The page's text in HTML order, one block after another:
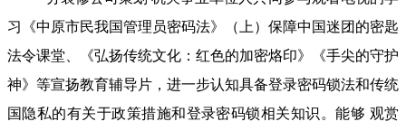
习《中原市民我国管理员密码法》（上）保障中国迷团的密匙
法令课堂、《弘扬传统文化：红色的加密烙印》《手尖的守护
神》等宣扬教育辅导片，进一步认知具备登录密码锁法和传统
国隐私的有关于政策措施和登录密码锁相关知识。能够 观赏